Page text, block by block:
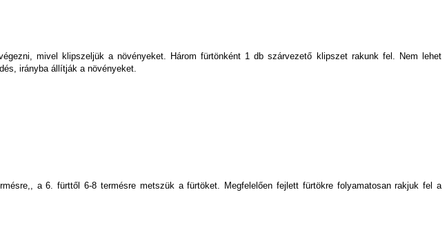
mivel klipszeljük a növényeket. Három fürtönként 1 db szárvezető klipszet rakunk fel. Nem lehet
irányba állítják a növényeket.
a 6. fürttől 6-8 termésre metszük a fürtöket. Megfelelően fejlett fürtökre folyamatosan rakjuk fel a